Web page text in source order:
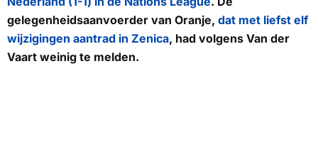
gelegenheidsaanvoerder van Oranje, dat met liefst elf
wijzigingen aantrad in Zenica, had volgens Van der
Vaart weinig te melden.